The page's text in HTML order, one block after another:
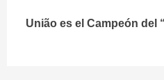
União es el Campeón del